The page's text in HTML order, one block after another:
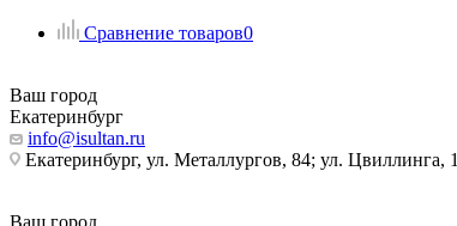
Сравнение товаров0
Ваш город
Екатеринбург
info@isultan.ru
Екатеринбург, ул. Металлургов, 84; ул. Цвиллинга, 1
Ваш город